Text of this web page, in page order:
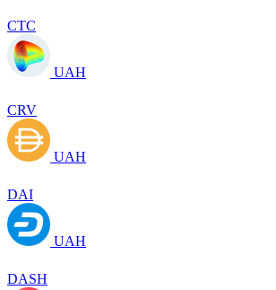
CTC
UAH
CRV
UAH
DAI
UAH
DASH